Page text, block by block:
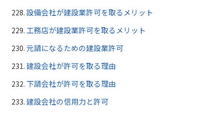
設備会社が建設業許可を取るメリット
工務店が建設業許可を取るメリット
元請になるための建設業許可
建設会社が許可を取る理由
下請会社が許可を取る理由
建設会社の信用力と許可